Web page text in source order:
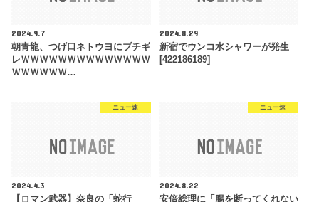
2024.9.7
朝青龍、つげ口ネトウヨにブチギ
レＷＷＷＷＷＷＷＷＷＷＷＷＷＷ
ＷＷＷＷＷＷ…
2024.8.29
新宿でウンコ水シャワーが発生
[422186189]
ニュー速
2024.4.3
【ロマン武器】奈良の「蛇行
ニュー速
2024.8.22
安倍総理に「腸を断ってくれない